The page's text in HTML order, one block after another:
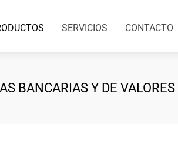
SERVICIOS CONTACTO
BANCARIAS Y DE VALORES